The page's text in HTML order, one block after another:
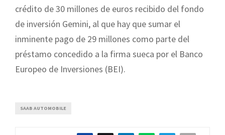
crédito de 30 millones de euros recibido del fondo
de inversión Gemini, al que hay que sumar el
inminente pago de 29 millones como parte del
préstamo concedido a la firma sueca por el Banco
Europeo de Inversiones (BEI).
SAAB AUTOMOBILE